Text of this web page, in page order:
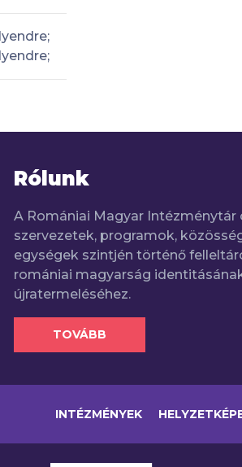
Rólunk
A Romániai Magyar
szervezetek, programok,
egységek szintjén történő
romániai magyarság
újratermeléséhez.
TOVÁBB
INTÉZMÉNYEK